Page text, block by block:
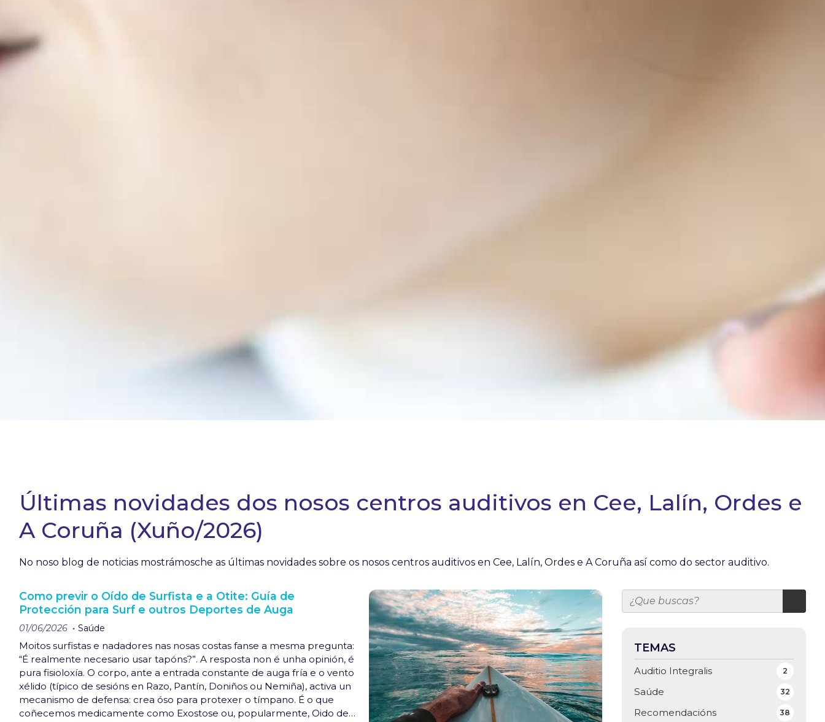
Últimas novidades dos nosos centros auditivos en Cee, Lalín, Ordes e
A Coruña (Xuño/2026)
No noso blog de noticias mostrámosche as últimas novidades sobre os nosos centros auditivos en Cee, Lalín, Ordes e A Coruña así como do sector auditivo.
TEMAS
Auditio Integralis 2
Saúde 32
Recomendacións 38
Como previr o Oído de Surfista e a Otite: Guía de
Protección para Surf e outros Deportes de Auga
01/06/2026 Saúde
Moitos surfistas e nadadores nas nosas costas fanse a mesma pregunta:
“É realmente necesario usar tapóns?”. A resposta non é unha opinión, é
pura fisioloxía. O corpo, ante a entrada constante de auga fría e o vento
xélido (típico de sesións en Razo, Pantín, Doniños ou Nemiña), activa un
mecanismo de defensa: crea óso para protexer o tímpano. É o que
coñecemos medicamente como Exostose ou, popularmente, Oido de